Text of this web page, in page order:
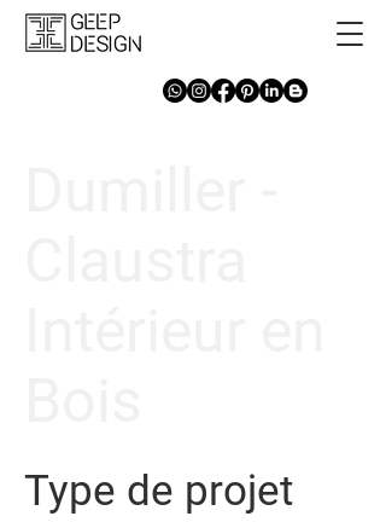
Type de projet